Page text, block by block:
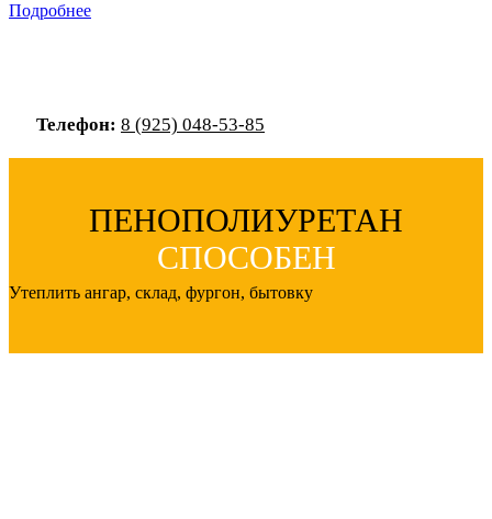
Подробнее
Телефон: 8 (925) 048-53-85
ПЕНОПОЛИУРЕТАН
СПОСОБЕН
Утеплить ангар, склад, фургон, бытовку